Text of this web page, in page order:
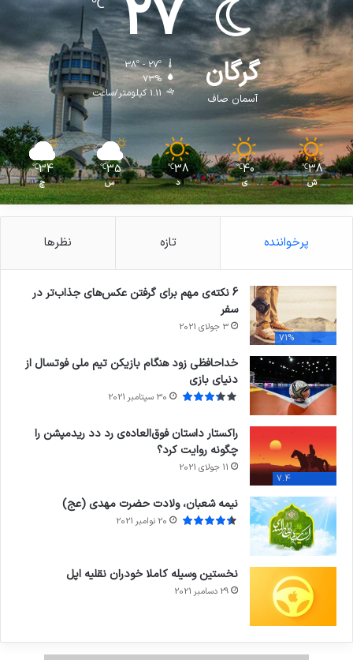
گرگان
آسمان صاف
27
℃
38º - 27º
73%
1.11 کیلومتر/ساعت
38
℃
ش
40
℃
ی
38
℃
د
35
℃
س
34
℃
چ
پرخواننده تازه نظرها
71%
6 نکته‌ی مهم برای گرفتن عکس‌های جذاب‌تر در
سفر
3 جولای 2021
خداحافظی زود هنگام بازیکن تیم ملی فوتسال از
دنیای بازی
30 سپتامبر 2021
7.4
راکستار داستان فوق‌العاده‌ی رد دد ریدمپشن را
چگونه روایت کرد؟
11 جولای 2021
نیمه شعبان، ولادت حضرت مهدی (عج)
20 نوامبر 2021
نخستین وسیله کاملا خودران نقلیه اپل
29 دسامبر 2021